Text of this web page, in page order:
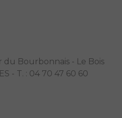
Bourbonnais - Le Bois
- T. : 04 70 47 60 60